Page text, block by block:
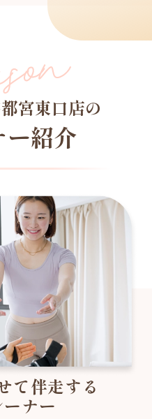
宮東口店の
ー紹介
て伴走する
ナー